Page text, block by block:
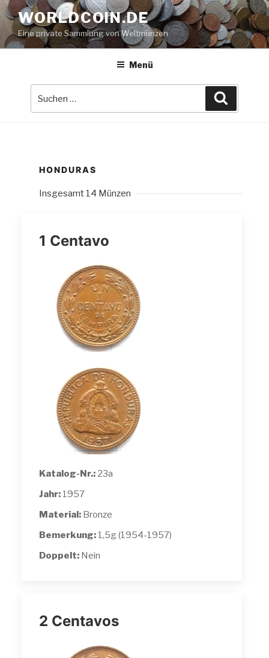
Zum
Inhalt
springen
WORLDCOIN.DE
Eine private Sammlung von Weltmünzen
Menü
HONDURAS
Insgesamt 14 Münzen
1 Centavo
Katalog-Nr.: 23a
Jahr: 1957
Material: Bronze
Bemerkung: 1,5g (1954-1957)
Doppelt: Nein
2 Centavos